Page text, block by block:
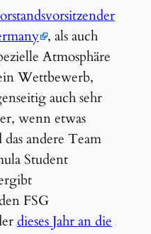
, als auch
Atmosphäre
Wettbewerb,
auch sehr
wenn etwas
andere Team
Student
FSG
dieses Jahr an die